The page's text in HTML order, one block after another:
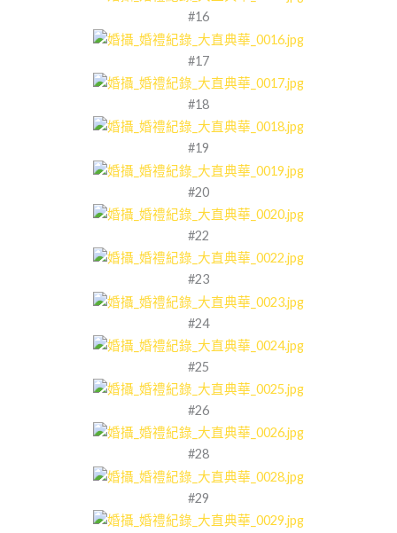
#16
#17
#18
#19
#20
#22
#23
#24
#25
#26
#28
#29